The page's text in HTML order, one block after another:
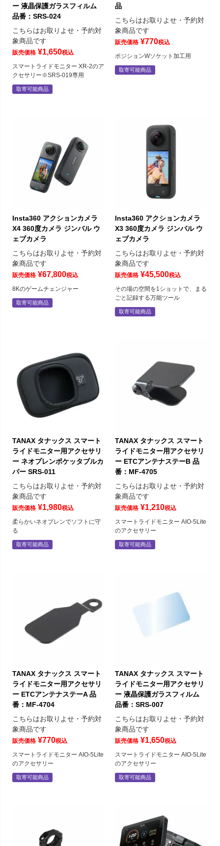
ー 液晶保護ガラスフィルム
品番：SRS-024
こちらはお取りよせ・予約対
象商品です
販売価格 ¥1,650税込
スマートライドモニター XR-2のア
クセサリー※SRS-019専用
取寄可能商品
品
こちらはお取りよせ・予約対
象商品です
販売価格 ¥770税込
ポジションWソケット加工用
取寄可能商品
Insta360 アクションカメラ
X4 360度カメラ ジンバル ウ
ェブカメラ
こちらはお取りよせ・予約対
象商品です
販売価格 ¥67,800税込
8Kのゲームチェンジャー
取寄可能商品
Insta360 アクションカメラ
X3 360度カメラ ジンバル ウ
ェブカメラ
こちらはお取りよせ・予約対
象商品です
販売価格 ¥45,500税込
その場の空間を1ショットで、まる
ごと記録する万能ツール
取寄可能商品
TANAX タナックス スマート
ライドモニター用アクセサリ
ー ネオプレンポケッタブルカ
バー SRS-011
こちらはお取りよせ・予約対
象商品です
販売価格 ¥1,980税込
柔らかいネオプレンでソフトに守
る
取寄可能商品
TANAX タナックス スマート
ライドモニター用アクセサリ
ー ETCアンテナステーB 品
番：MF-4705
こちらはお取りよせ・予約対
象商品です
販売価格 ¥1,210税込
スマートライドモニター AIO-5Lite
のアクセサリー
取寄可能商品
TANAX タナックス スマート
ライドモニター用アクセサリ
ー ETCアンテナステーA 品
番：MF-4704
こちらはお取りよせ・予約対
象商品です
販売価格 ¥770税込
スマートライドモニター AIO-5Lite
のアクセサリー
取寄可能商品
TANAX タナックス スマート
ライドモニター用アクセサリ
ー 液晶保護ガラスフィルム
品番：SRS-007
こちらはお取りよせ・予約対
象商品です
販売価格 ¥1,650税込
スマートライドモニター AIO-5Lite
のアクセサリー
取寄可能商品